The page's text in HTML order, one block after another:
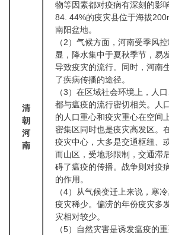
清
朝
河
南
物等因素都对疫病有深刻的影
84. 44%的疫灾县位于海拔
南阳盆地。
（2）气候方面，河南受季风
显，降水集中于夏秋季节，易
导致疫灾的流行。同时，河南
了疾病传播的途径。
（3）在区域社会环境上，人
都与瘟疫的流行密切相关。人
的人口重心和疫灾重心在空间
密集区同时也是疫灾高发区。
疫灾中心，大多是交通枢纽、
而山区，受地形限制，交通滞
碍了瘟疫的传播。战争则对疫
的作用。
（4）从气候变迁上来说，寒
疫灾稀少。偏涝的年份疫灾多
灾相对较少。
（5）自然灾害是诱发瘟疫的